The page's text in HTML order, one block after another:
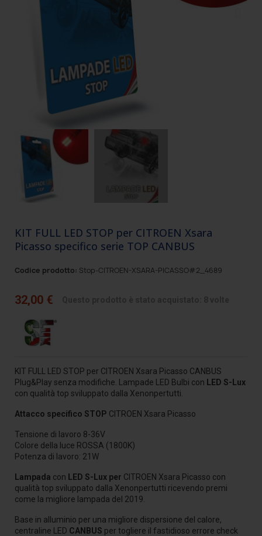
KIT FULL LED STOP per CITROEN Xsara
Picasso specifico serie TOP CANBUS
Codice prodotto: Stop-CITROEN-XSARA-PICASSO#2_4689
32,00 €
KIT FULL LED STOP per CITROEN Xsara Picasso CANBUS
Plug&Play senza modifiche. Lampade LED Bulbi con LED S-Lux
con qualità top sviluppato dalla Xenonpertutti.
Attacco specifico STOP CITROEN Xsara Picasso
Tensione di lavoro 8-36V
Colore della luce ROSSA (1800K)
Potenza di lavoro: 21W
Lampada con LED S-Lux per CITROEN Xsara Picasso con
qualità top sviluppato dalla Xenonpertutti ricevendo premi
come la migliore lampada del 2019.
Base in alluminio per una migliore dispersione del calore,
centraline LED CANBUS per togliere il fastidioso errore check